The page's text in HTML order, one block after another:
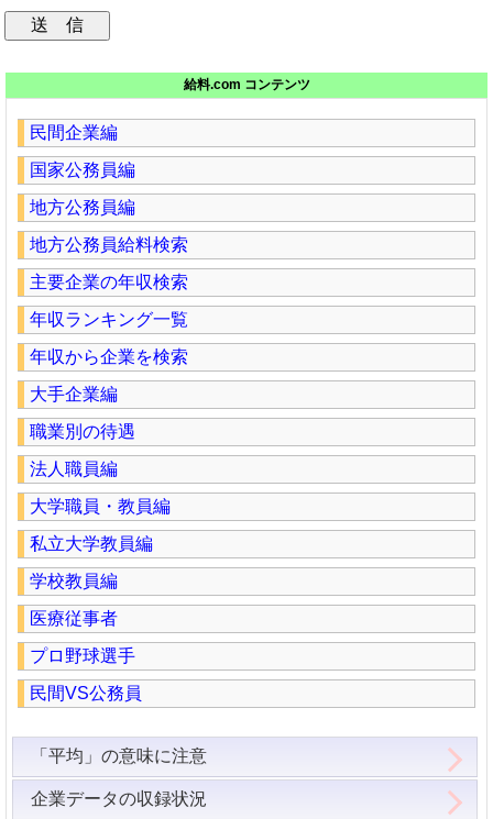
給料.com コンテンツ
民間企業編
国家公務員編
地方公務員編
地方公務員給料検索
主要企業の年収検索
年収ランキング一覧
年収から企業を検索
大手企業編
職業別の待遇
法人職員編
大学職員・教員編
私立大学教員編
学校教員編
医療従事者
プロ野球選手
民間VS公務員
「平均」の意味に注意
企業データの収録状況